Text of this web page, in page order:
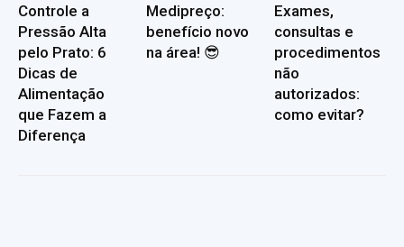
Controle a
Pressão Alta
pelo Prato: 6
Dicas de
Alimentação
que Fazem a
Diferença
Medipreço:
benefício novo
na área! 😎
Exames,
consultas e
procedimentos
não
autorizados:
como evitar?